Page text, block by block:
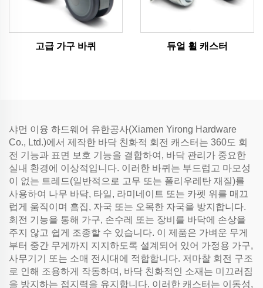
고급 가구 바퀴 듀얼 휠 캐스터
샤먼 이융 하드웨어 유한공사(Xiamen Yirong Hardware
Co., Ltd.)에서 제작한 바닥 친화적 회전 캐스터는 360도 회
전 기능과 표면 보호 기능을 결합하여, 바닥 관리가 중요한
실내 환경에 이상적입니다. 이러한 바퀴는 부드럽고 마모성
이 없는 트레드(일반적으로 고무 또는 폴리우레탄 재질)를
사용하여 나무 바닥, 타일, 라미네이트 또는 카펫 위를 매끄
럽게 움직이며 흠집, 자국 또는 오목한 자국을 방지합니다.
회전 기능을 통해 가구, 손수레 또는 장비를 바닥에 손상을
주지 않고 쉽게 조종할 수 있습니다. 이 제품은 가벼운 무게
부터 중간 무게까지 지지하도록 설계되어 있어 가정용 가구,
사무기기 또는 소매 전시대에 적합합니다. 저마찰 회전 구조
로 인해 조용하게 작동하며, 바닥 친화적인 소재는 미끄러짐
을 방지하는 접지력을 유지합니다. 이러한 캐스터는 이동성,